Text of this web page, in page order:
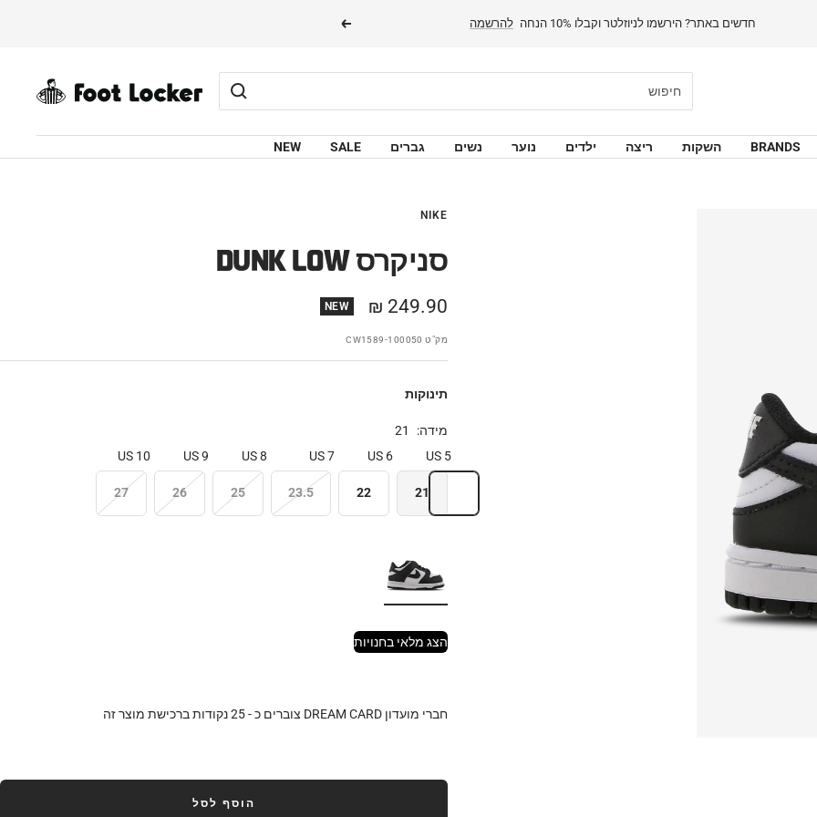
הבא
FOOTLOCKER
NEW SALE גברים נשים נוער ילדים ריצה השקות BRANDS
NIKE
DUNK LOW סניקרס
מחיר
מבצע
249.90 ₪
NEW
מק"ט CW1589-100050
תינוקות
מידה:
21
5 US
21
6 US
22
7 US
23.5
8 US
25
9 US
26
10 US
27
הצג מלאי בחנויות
חברי מועדון DREAM CARD צוברים כ - 25נקודות ברכישת מוצר זה
הוסף לסל